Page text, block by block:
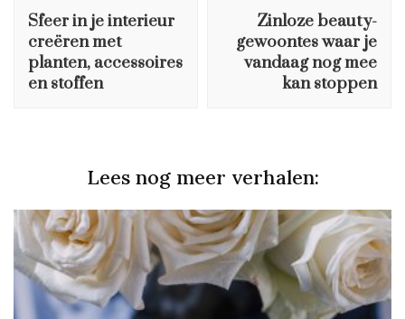
Sfeer in je interieur
creëren met
planten, accessoires
en stoffen
Zinloze beauty-
gewoontes waar je
vandaag nog mee
kan stoppen
Lees nog meer verhalen: